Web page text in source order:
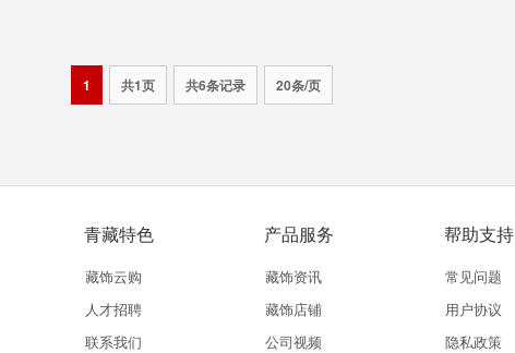
1 共1页 共6条记录 20条/页
青藏特色
藏饰云购
人才招聘
联系我们
产品服务
藏饰资讯
藏饰店铺
公司视频
帮助支持
常见问题
用户协议
隐私政策